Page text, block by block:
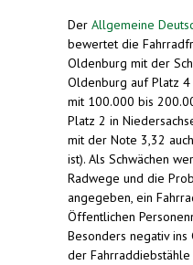
Der Allgemeine
bewertet die
Oldenburg mit der
Oldenburg auf Platz
mit 100.000 bis
Platz 2 in
mit der Note 3,32
ist). Als Schwächen
Radwege und die
angegeben, ein
Öffentlichen
Besonders negativ
der